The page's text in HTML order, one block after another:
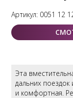
Артикул: 0051 12
Эта
дальних
и комфортная.